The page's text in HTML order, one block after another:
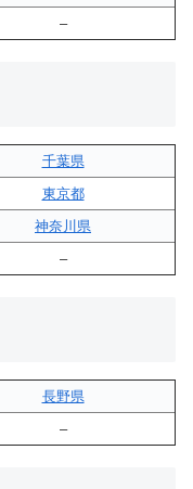
–
千葉県
東京都
神奈川県
–
長野県
–